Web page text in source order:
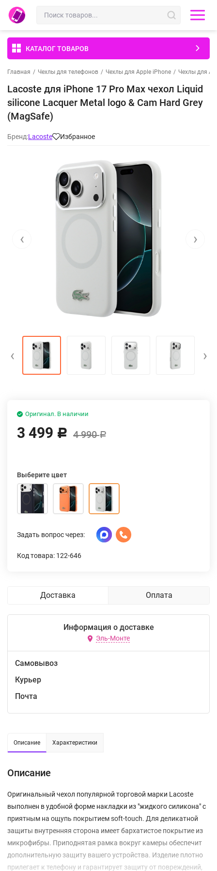
КАТАЛОГ ТОВАРОВ
Главная / Чехлы для телефонов / Чехлы для Apple iPhone / Чехлы для
Lacoste для iPhone 17 Pro Max чехол Liquid
silicone Lacquer Metal logo & Cam Hard Grey
(MagSafe)
Бренд:Lacoste Избранное
‹ ›
‹ ›
Оригинал. В наличии
3 499 Р 4 990Р
Выберите цвет
Задать вопрос через:
Код товара: 122-646
Доставка Оплата
Информация о доставке
Эль-Монте
Самовывоз
Курьер
Почта
Описание Характеристики
Описание
Оригинальный чехол популярной торговой марки Lacoste
выполнен в удобной форме накладки из "жидкого силикона" с
приятным на ощупь покрытием soft-touch. Для деликатной
защиты внутренняя сторона имеет бархатистое покрытие из
микрофибры. Приподнятая рамка вокруг камеры обеспечит
дополнительную защиту вашего устройства. Изделие плотно
прилегает к телефону и гарантирует защиту от повреждений,